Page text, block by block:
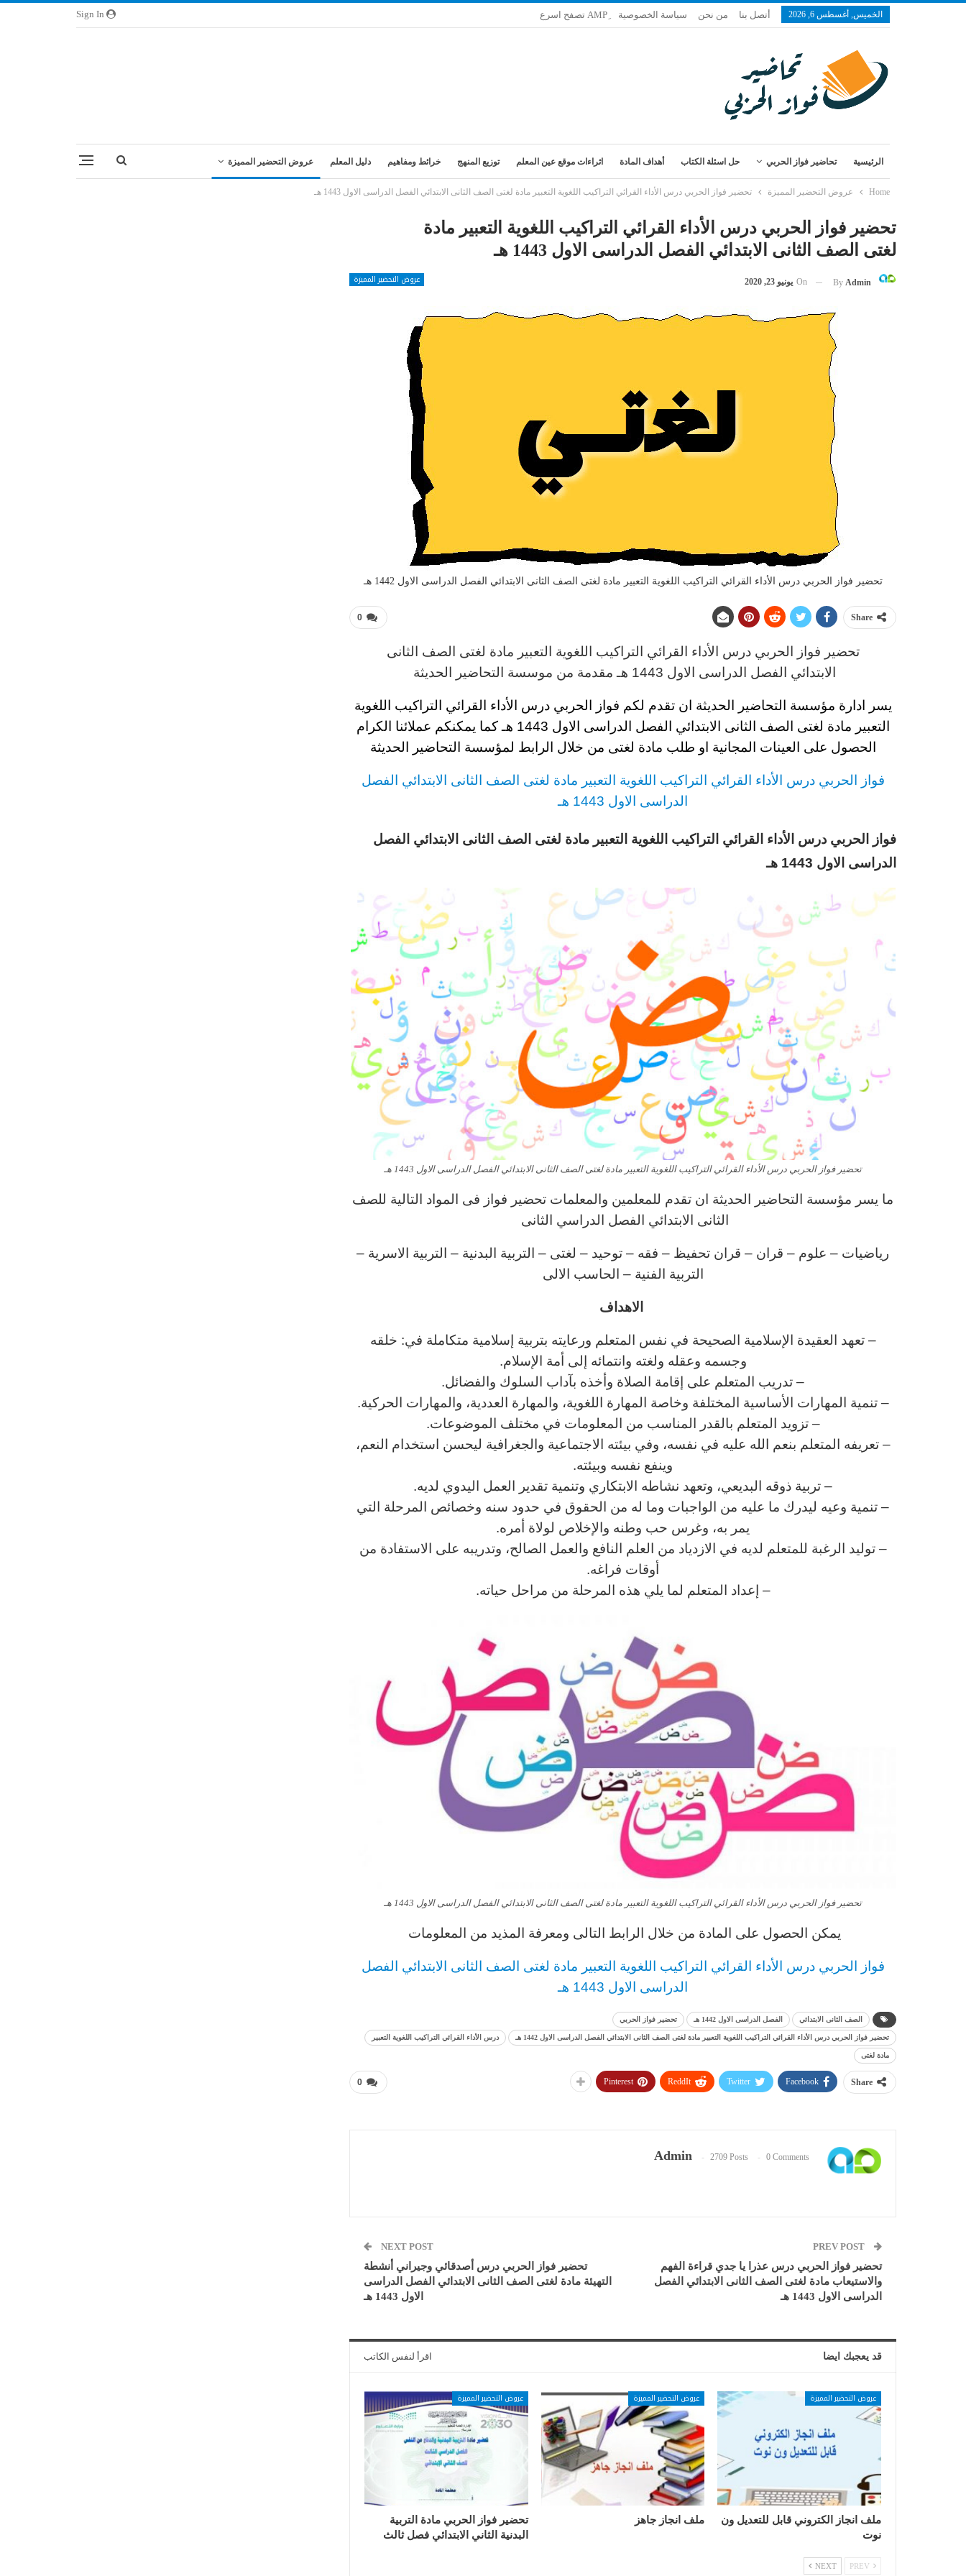
الخميس, أغسطس 6, 2026 أتصل بنا من نحن سياسة الخصوصية
الرئيسية تحاضير فواز الحربي حل اسئلة الكتاب أهداف المادة اثراءات موقع عين المعلم توزيع المنهج خرائط ومفاهيم دليل المعلم عروض التحضير المميزة
Home عروض التحضير المميزة تحضير فواز الحربي درس الأداء القرائي التراكيب اللغوية التعبير مادة لغتى الصف الثانى الابتدائي الفصل الدراسى الاول 1443 هـ
تحضير فواز الحربي درس الأداء القرائي التراكيب اللغوية التعبير مادة
لغتى الصف الثانى الابتدائي الفصل الدراسى الاول 1443 هـ
عروض التحضير المميزة By Admin
On يونيو 23, 2020
تحضير فواز الحربي درس الأداء القرائي التراكيب اللغوية التعبير مادة لغتى الصف الثانى الابتدائي الفصل الدراسى الاول 1442 هـ
0 Share
تحضير فواز الحربيدرس الأداء القرائي التراكيب اللغوية التعبير مادة لغتى
الصف الثانى
الابتدائي الفصل الدراسى الاول 1443 هـ مقدمة من موسسة التحاضير الحديثة
يسر ادارة مؤسسة التحاضير الحديثة ان تقدم لكم فواز الحربي درس الأداء القرائي التراكيب اللغوية
التعبير مادة لغتى
الصف الثانى الابتدائي الفصل الدراسى الاول 1443 هـ
كما يمكنكم عملائنا الكرام
الحصول على العينات المجانية او طلب مادة لغتى من خلال الرابط لمؤسسة التحاضير الحديثة
فواز الحربيدرس الأداء القرائي التراكيب اللغوية التعبير مادة لغتى الصف الثانى الابتدائي الفصل
الدراسى الاول 1443 هـ
فواز الحربي درس الأداء القرائي التراكيب اللغوية التعبير مادة لغتى الصف الثانى الابتدائي الفصل
الدراسى الاول 1443 هـ
تحضير فواز الحربي درس الأداء القرائي التراكيب اللغوية التعبير مادة لغتى الصف الثانى الابتدائي الفصل الدراسى الاول 1443 هـ
ما يسر مؤسسة التحاضير الحديثة ان تقدم للمعلمين والمعلمات تحضير فواز فى المواد التالية للصف
الثانى الابتدائي الفصل الدراسي الثانى
رياضيات – علوم – قران – قران تحفيظ – فقه – توحيد – لغتى – التربية البدنية – التربية الاسرية –
التربية الفنية – الحاسب الالى
الاهداف
– تعهد العقيدة الإسلامية الصحيحة في نفس المتعلم ورعايته بتربية إسلامية متكاملة في: خلقه
وجسمه وعقله ولغته وانتمائه إلى أمة الإسلام.
– تدريب المتعلم على إقامة الصلاة وأخذه بآداب السلوك والفضائل.
– تنمية المهارات الأساسية المختلفة وخاصة المهارة اللغوية، والمهارة العددية، والمهارات الحركية.
– تزويد المتعلم بالقدر المناسب من المعلومات في مختلف الموضوعات.
– تعريفه المتعلم بنعم الله عليه في نفسه، وفي بيئته الاجتماعية والجغرافية ليحسن استخدام النعم،
وينفع نفسه وبيئته.
– تربية ذوقه البديعي، وتعهد نشاطه الابتكاري وتنمية تقدير العمل اليدوي لديه.
– تنمية وعيه ليدرك ما عليه من الواجبات وما له من الحقوق في حدود سنه وخصائص المرحلة التي
يمر به، وغرس حب وطنه والإخلاص لولاة أمره.
– توليد الرغبة للمتعلم لديه في الازدياد من العلم النافع والعمل الصالح، وتدريبه على الاستفادة من
أوقات فراغه.
– إعداد المتعلم لما يلي هذه المرحلة من مراحل حياته.
تحضير فواز الحربي درس الأداء القرائي التراكيب اللغوية التعبير مادة لغتى الصف الثانى الابتدائي الفصل الدراسى الاول 1443 هـ
يمكن الحصول على المادة من خلال الرابط التالى ومعرفة المذيد من المعلومات
فواز الحربيدرس الأداء القرائي التراكيب اللغوية التعبير مادة لغتى الصف الثانى الابتدائي الفصل
الدراسى الاول 1443 هـ
الصف الثانى الابتدائي الفصل الدراسى الاول 1442 هـ تحضير فواز الحربي
تحضير فواز الحربي درس الأداء القرائي التراكيب اللغوية التعبير مادة لغتى الصف الثانى الابتدائي الفصل الدراسى الاول 1442 هـ درس الأداء القرائي التراكيب اللغوية التعبير
مادة لغتى
0 Share
Facebook
Twitter
ReddIt
Pinterest
Admin 2709 Posts 0 Comments
تحضير فواز الحربي درس عذرا يا جدي قراءة الفهم
والاستيعاب مادة لغتى الصف الثانى الابتدائي الفصل
الدراسى الاول 1443 هـ
NEXT POST
تحضير فواز الحربي درس أصدقائي وجيراني أنشطة
التهيئة مادة لغتى الصف الثانى الابتدائي الفصل الدراسى
الاول 1443 هـ
قد يعجبك ايضا اقرأ لنفس الكاتب
عروض التحضير المميزة
ملف انجاز الكتروني قابل للتعديل ون
نوت
عروض التحضير المميزة
ملف انجاز جاهز
عروض التحضير المميزة
تحضير فواز الحربي مادة التربية
البدنية الثاني الابتدائي فصل ثالث
NEXT